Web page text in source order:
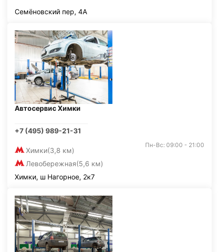
Семёновский пер, 4А
Автосервис Химки
+7 (495) 989-21-31
Химки(3,8 км)
Левобережная(5,6 км)
Пн-Вс: 09:00 - 21:00
Химки, ш Нагорное, 2к7